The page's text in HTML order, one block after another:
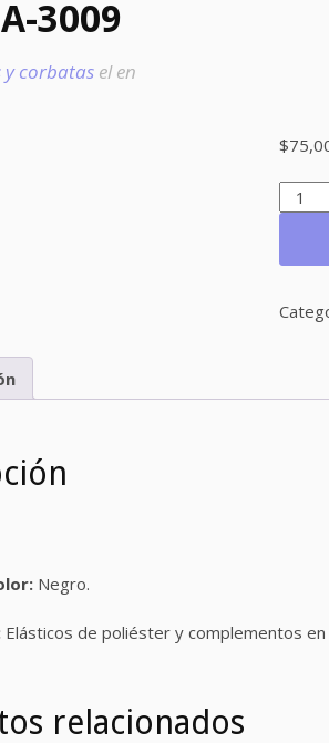
3009
y corbatas elen
$
REF:
CA-
Negro.
Elásticos de poliéster y complementos en
relacionados